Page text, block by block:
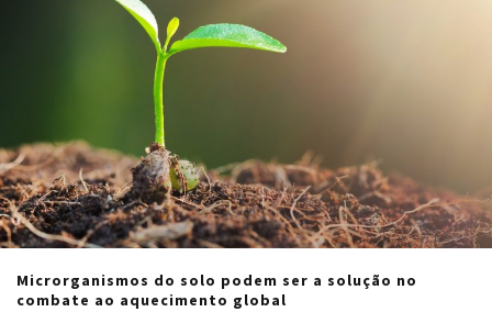
Microrganismos do solo podem ser a solução no
combate ao aquecimento global